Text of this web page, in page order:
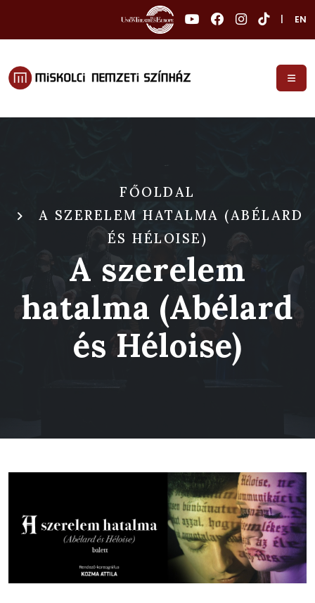
EN
FŐOLDAL
A SZERELEM HATALMA (ABÉLARD
ÉS HÉLOISE)
A szerelem
hatalma (Abélard
és Héloise)